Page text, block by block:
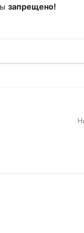
запрещено!